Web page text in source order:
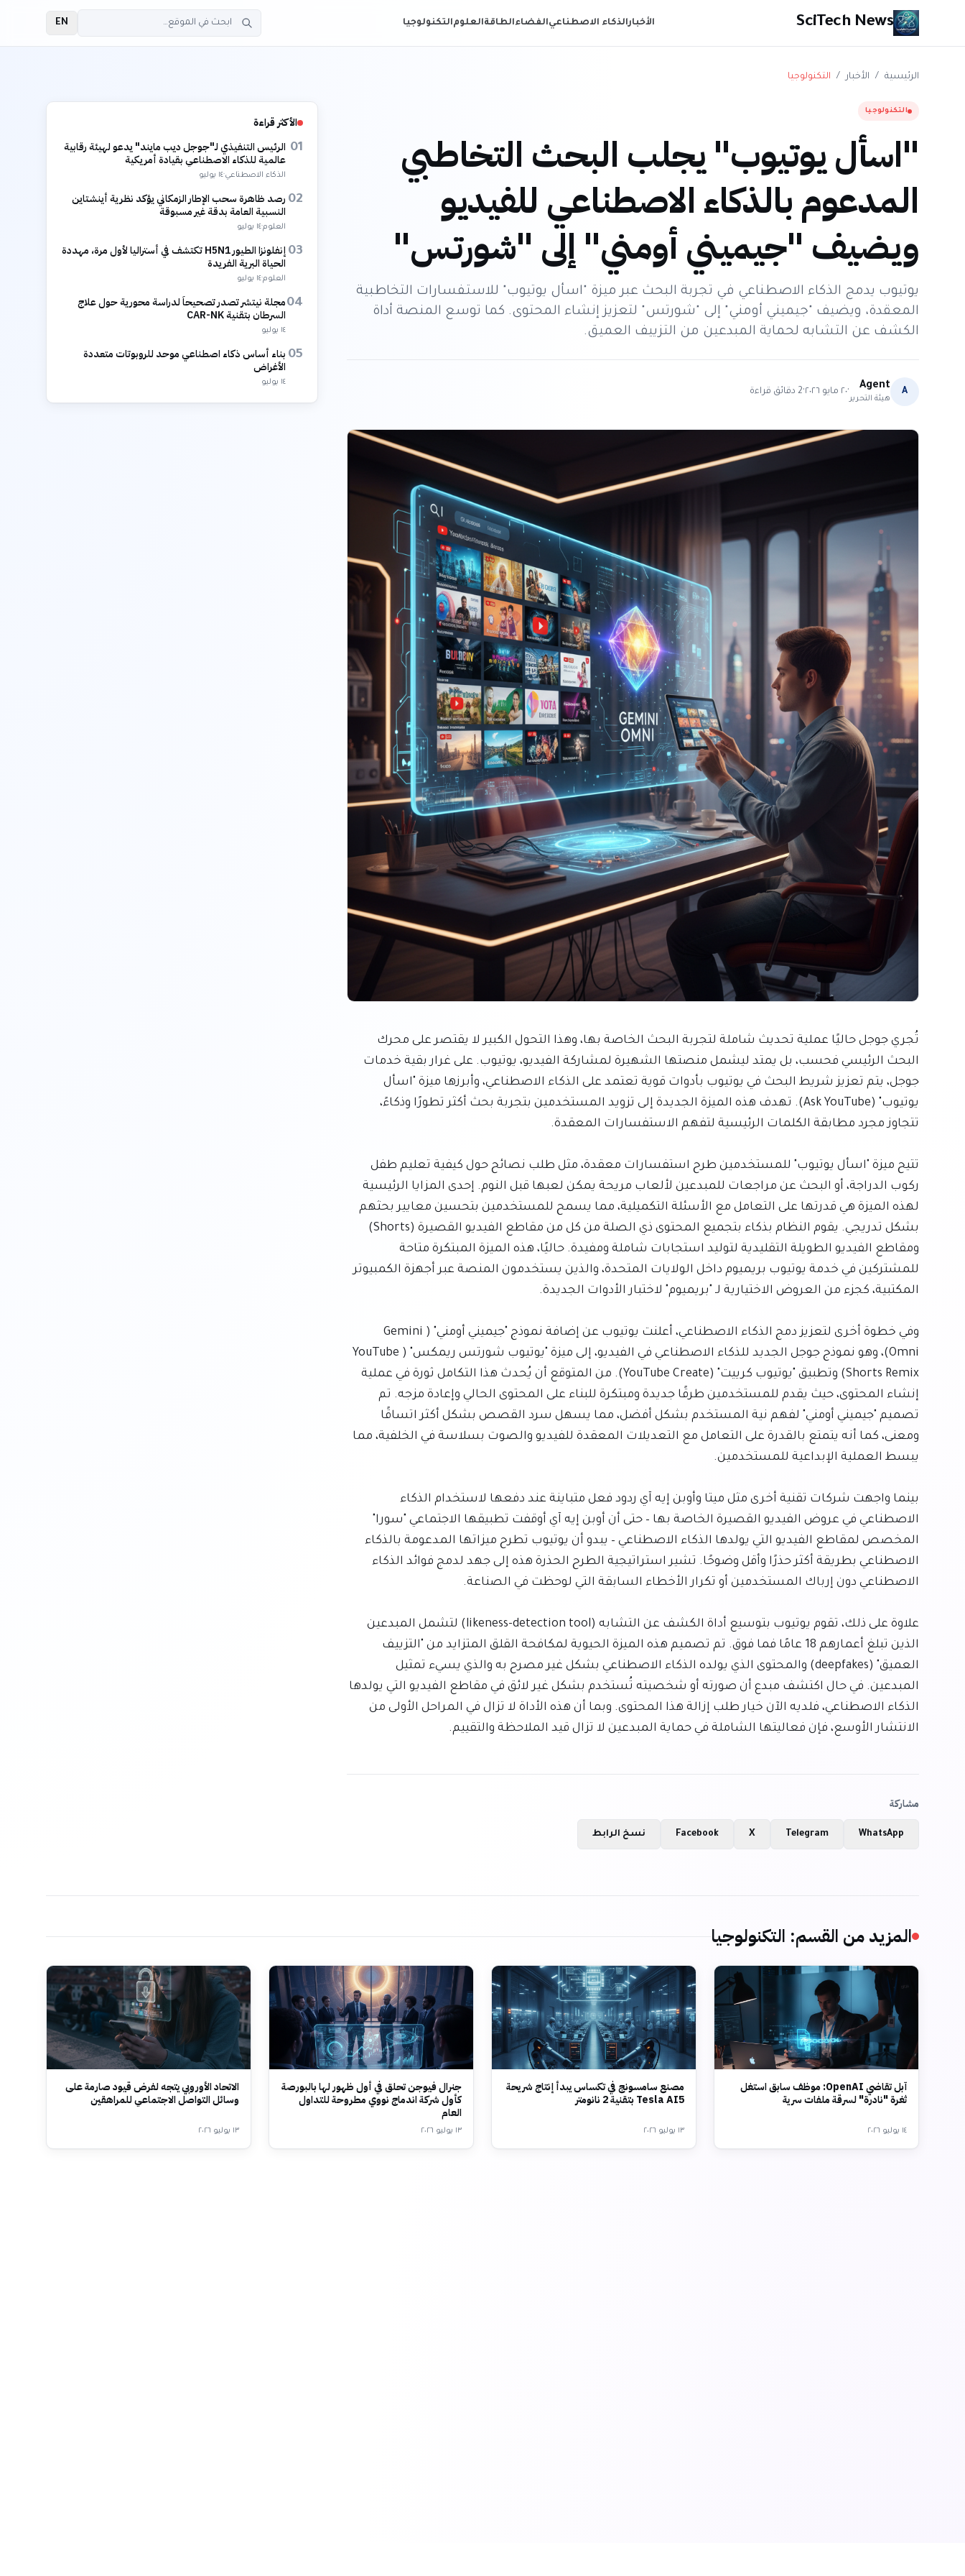
SciTech News الأخبارالذكاء الاصطناعيالفضاءالطاقةالعلومالتكنولوجيا EN
الرئيسية / الأخبار / التكنولوجيا
التكنولوجيا
"اسأل يوتيوب" يجلب البحث التخاطبي
المدعوم بالذكاء الاصطناعي للفيديو
ويضيف "جيميني أومني" إلى "شورتس"
يوتيوب يدمج الذكاء الاصطناعي في تجربة البحث عبر ميزة "اسأل يوتيوب" للاستفسارات التخاطبية
المعقدة، ويضيف "جيميني أومني" إلى "شورتس" لتعزيز إنشاء المحتوى. كما توسع المنصة أداة
الكشف عن التشابه لحماية المبدعين من التزييف العميق.
A
Agent
هيئة التحرير
·٢٠ مايو ٢٠٢٦ ·
2 دقائق قراءة
للمشتركين في خدمة يوتيوب بريميوم داخل الولايات المتحدة، والذين يستخدمون المنصة عبر أجهزة الكمبيوتر
وفي خطوة أخرى لتعزيز دمج الذكاء الاصطناعي، أعلنت يوتيوب عن إضافة نموذج "جيميني أومني" (Gemini
Omni)، وهو نموذج جوجل الجديد للذكاء الاصطناعي في الفيديو، إلى ميزة "يوتيوب شورتس ريمكس" (YouTube
الانتشار الأوسع، فإن فعاليتها الشاملة في حماية المبدعين لا تزال قيد الملاحظة والتقييم.
مشاركة
WhatsApp
Telegram
X
Facebook نسخ الرابط
الأكثر قراءة
01 الرئيس التنفيذي لـ"جوجل ديب مايند" يدعو لهيئة رقابية
عالمية للذكاء الاصطناعي بقيادة أمريكية
الذكاء الاصطناعي·١٤ يوليو
02 رصد ظاهرة سحب الإطار الزمكاني يؤكد نظرية أينشتاين
النسبية العامة بدقة غير مسبوقة
العلوم·١٤ يوليو
03
إنفلونزا الطيور H5N1 تكتشف في أستراليا لأول مرة، مهددة
الحياة البرية الفريدة
العلوم·١٤ يوليو
04مجلة نيتشر تصدر تصحيحاً لدراسة محورية حول علاج
السرطان بتقنية CAR-NK
١٤ يوليو
05 بناء أساس ذكاء اصطناعي موحد للروبوتات متعددة
الأغراض
١٤ يوليو
المزيد من القسم: التكنولوجيا
آبل تقاضي OpenAI: موظف سابق استغل
ثغرة "نادرة" لسرقة ملفات سرية
١٤ يوليو ٢٠٢٦
مصنع سامسونج في تكساس يبدأ إنتاج شريحة
Tesla AI5 بتقنية 2 نانومتر
١٣ يوليو ٢٠٢٦
جنرال فيوجن تحلق في أول ظهور لها بالبورصة
كأول شركة اندماج نووي مطروحة للتداول
العام
١٣ يوليو ٢٠٢٦
الاتحاد الأوروبي يتجه لفرض قيود صارمة على
وسائل التواصل الاجتماعي للمراهقين
١٣ يوليو ٢٠٢٦